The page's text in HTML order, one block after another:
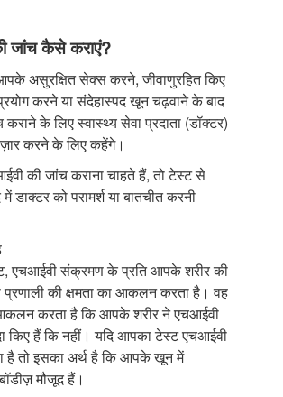
जांच कैसे कराएं?
असुरक्षित सेक्स करने, जीवाणुरहित किए
करने या संदेहास्पद खून चढ़वाने के बाद
के लिए स्वास्थ्य सेवा प्रदाता (डॉक्टर)
करने के लिए कहेंगे।
की जांच कराना चाहते हैं, तो टेस्ट से
डाक्टर को परामर्श या बातचीत करनी
एचआईवी संक्रमण के प्रति आपके शरीर की
प्रणाली की क्षमता का आकलन करता है। वह
करता है कि आपके शरीर ने एचआईवी
किए हैं कि नहीं। यदि आपका टेस्ट एचआईवी
है तो इसका अर्थ है कि आपके खून में
मौजूद हैं।